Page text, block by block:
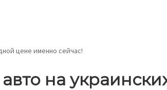
цене именно сейчас!
на